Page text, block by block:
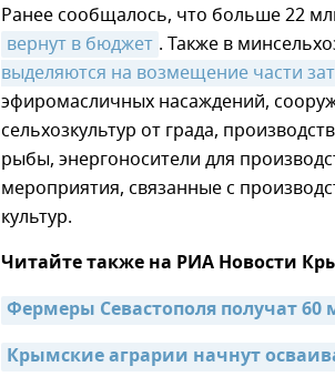
Ранее сообщалось, что больше 22
вернут в бюджет . Также в
выделяются на возмещение части
эфиромасличных насаждений,
сельхозкультур от града,
рыбы, энергоносители для
мероприятия, связанные с
культур.
Читайте также на РИА Новости
Фермеры Севастополя получат 60
Крымские аграрии начнут